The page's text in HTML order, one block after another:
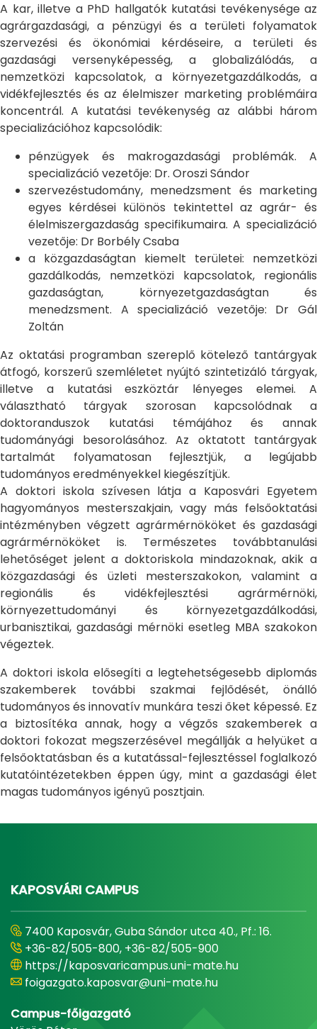
A kar, illetve a PhD hallgatók kutatási tevékenysége az
agrárgazdasági, a pénzügyi és a területi folyamatok
szervezési és ökonómiai kérdéseire, a területi és
gazdasági versenyképesség, a globalizálódás, a
nemzetközi kapcsolatok, a környezetgazdálkodás, a
vidékfejlesztés és az élelmiszer marketing problémáira
koncentrál. A kutatási tevékenység az alábbi három
specializációhoz kapcsolódik:
pénzügyek és makrogazdasági problémák. A
specializáció vezetője: Dr. Oroszi Sándor
szervezéstudomány, menedzsment és marketing
egyes kérdései különös tekintettel az agrár- és
élelmiszergazdaság specifikumaira. A specializáció
vezetője: Dr Borbély Csaba
a közgazdaságtan kiemelt területei: nemzetközi
gazdálkodás, nemzetközi kapcsolatok, regionális
gazdaságtan, környezetgazdaságtan és
menedzsment. A specializáció vezetője: Dr Gál
Zoltán
Az oktatási programban szereplő kötelező tantárgyak
átfogó, korszerű szemléletet nyújtó szintetizáló tárgyak,
illetve a kutatási eszköztár lényeges elemei. A
választható tárgyak szorosan kapcsolódnak a
doktoranduszok kutatási témájához és annak
tudományági besorolásához. Az oktatott tantárgyak
tartalmát folyamatosan fejlesztjük, a legújabb
tudományos eredményekkel kiegészítjük.
A doktori iskola szívesen látja a Kaposvári Egyetem
hagyományos mesterszakjain, vagy más felsőoktatási
intézményben végzett agrármérnököket és gazdasági
agrármérnököket is. Természetes továbbtanulási
lehetőséget jelent a doktoriskola mindazoknak, akik a
közgazdasági és üzleti mesterszakokon, valamint a
regionális és vidékfejlesztési agrármérnöki,
környezettudományi és környezetgazdálkodási,
urbanisztikai, gazdasági mérnöki esetleg MBA szakokon
végeztek.
A doktori iskola elősegíti a legtehetségesebb diplomás
szakemberek további szakmai fejlődését, önálló
tudományos és innovatív munkára teszi őket képessé. Ez
a biztosítéka annak, hogy a végzős szakemberek a
doktori fokozat megszerzésével megállják a helyüket a
felsőoktatásban és a kutatással-fejlesztéssel foglalkozó
kutatóintézetekben éppen úgy, mint a gazdasági élet
magas tudományos igényű posztjain.
KAPOSVÁRI CAMPUS
7400 Kaposvár, Guba Sándor utca 40., Pf.: 16.
+36-82/505-800, +36-82/505-900
https://kaposvaricampus.uni-mate.hu
foigazgato.kaposvar@uni-mate.hu
Campus-főigazgató